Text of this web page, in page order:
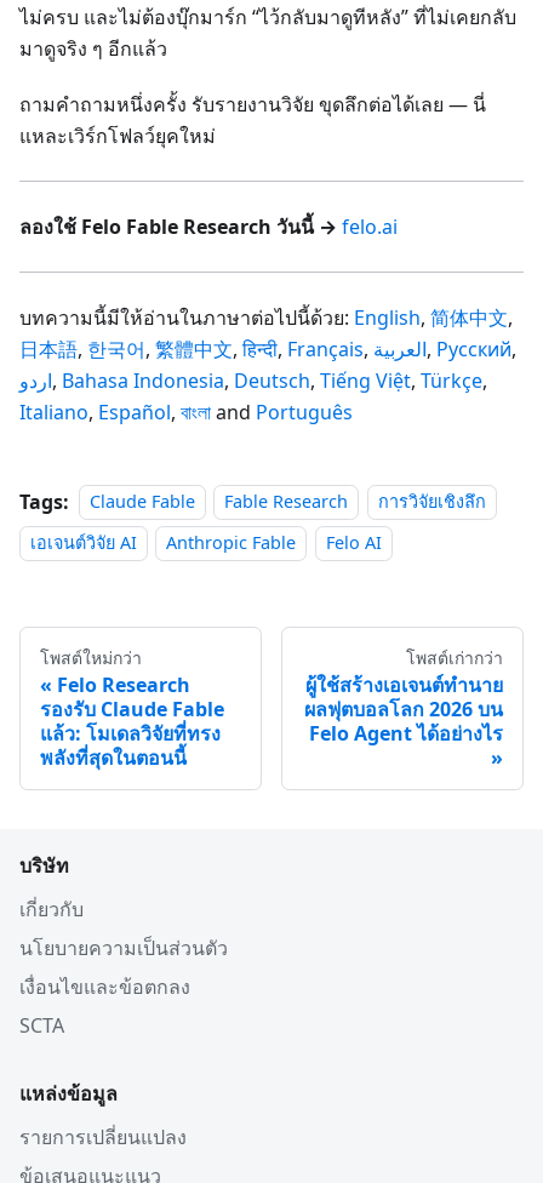
ไม่ครบ และไม่ต้องบุ๊กมาร์ก “ไว้กลับมาดูทีหลัง” ที่ไม่เคยกลับ
มาดูจริง ๆ อีกแล้ว
ถามคำถามหนึ่งครั้ง รับรายงานวิจัย ขุดลึกต่อได้เลย — นี่
แหละเวิร์กโฟลว์ยุคใหม่
ลองใช้ Felo Fable Research วันนี้ → felo.ai
บทความนี้มีให้อ่านในภาษาต่อไปนี้ด้วย: English, 简体中文,
日本語, 한국어, 繁體中文,हिन्दी, Français, العربية, Русский,
اردو, Bahasa Indonesia, Deutsch, Tiếng Việt, Türkçe,
Italiano, Español, বাংলাand Português
Tags: Claude Fable Fable Research
การวิจัยเชิงลึก
เอเจนต์วิจัย AI
Anthropic Fable Felo AI
โพสต์ใหม่กว่า
Felo Research
รองรับ Claude Fable
แล้ว: โมเดลวิจัยที่ทรง
พลังที่สุดในตอนนี้
โพสต์เก่ากว่า
ผู้ใช้สร้างเอเจนต์ทำนาย
ผลฟุตบอลโลก 2026 บน
Felo Agent ได้อย่างไร
บริษัท
เกี่ยวกับ
นโยบายความเป็นส่วนตัว
เงื่อนไขและข้อตกลง
SCTA
แหล่งข้อมูล
รายการเปลี่ยนแปลง
ข้อเสนอแนะแนว